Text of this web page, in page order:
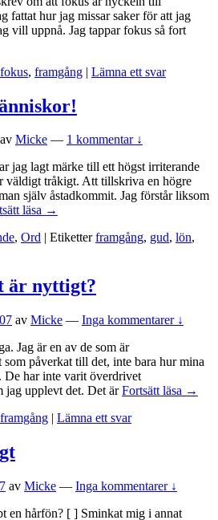
fattat hur jag missar saker för att jag
vill uppnå. Jag tappar fokus så fort
fokus, framgång | Lämna ett svar
av Micke — 1 kommentar ↓
jag lagt märke till ett högst irriterande
väldigt tråkigt. Att tillskriva en högre
själv åstadkommit. Jag förstår liksom
läsa Ta
er
→
, Ord | Etiketter framgång, gud, lön,
är nyttigt?
av Micke — Inga kommentarer ↓
Jag är en av de som är
påverkat till det, inte bara hur mina
har inte varit överdrivet
jag upplevt det. Det ärFortsätt läsa Ta
→
framgång | Lämna ett svar
av Micke — Inga kommentarer ↓
en hårfön? [ ] Sminkat mig i annat